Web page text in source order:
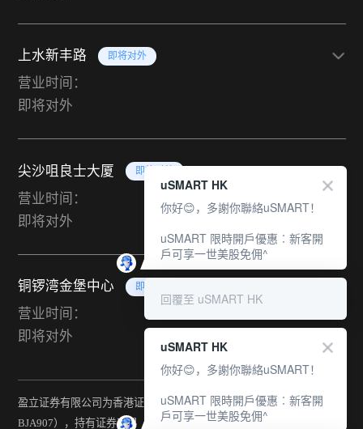
上水新丰路 即将对外
营业时间：
即将对外
尖沙咀良士大厦 即将对外
营业时间：
即将对外
铜锣湾金堡中心 即将对外
营业时间：
即将对外
盈立证券有限公司为香港证监会持牌法团（中央编号：
BJA907），持有证券交易（第一类）、期货合约交易（第二
uSMART HK
你好😊，多謝你聯絡uSMART！
uSMART 限時開戶優惠︰新客開
戶可享一世美股免佣^
回覆至 uSMART HK
uSMART HK
你好😊，多謝你聯絡uSMART！
uSMART 限時開戶優惠︰新客開
戶可享一世美股免佣^